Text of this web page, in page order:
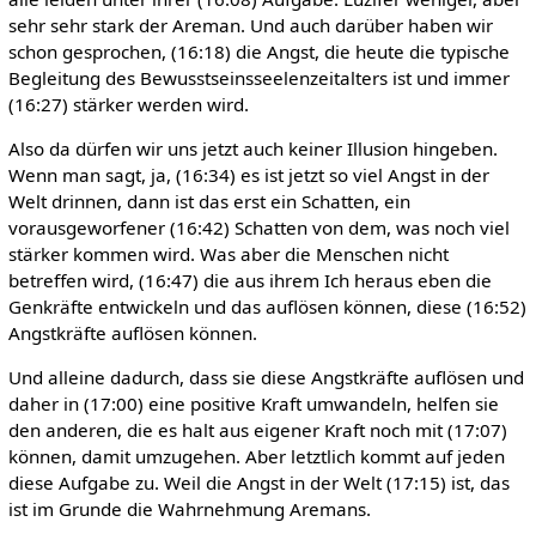
sehr sehr stark der Areman. Und auch darüber haben wir
schon gesprochen, (16:18) die Angst, die heute die typische
Begleitung des Bewusstseinsseelenzeitalters ist und immer
(16:27) stärker werden wird.
Also da dürfen wir uns jetzt auch keiner Illusion hingeben.
Wenn man sagt, ja, (16:34) es ist jetzt so viel Angst in der
Welt drinnen, dann ist das erst ein Schatten, ein
vorausgeworfener (16:42) Schatten von dem, was noch viel
stärker kommen wird. Was aber die Menschen nicht
betreffen wird, (16:47) die aus ihrem Ich heraus eben die
Genkräfte entwickeln und das auflösen können, diese (16:52)
Angstkräfte auflösen können.
Und alleine dadurch, dass sie diese Angstkräfte auflösen und
daher in (17:00) eine positive Kraft umwandeln, helfen sie
den anderen, die es halt aus eigener Kraft noch mit (17:07)
können, damit umzugehen. Aber letztlich kommt auf jeden
diese Aufgabe zu. Weil die Angst in der Welt (17:15) ist, das
ist im Grunde die Wahrnehmung Aremans.